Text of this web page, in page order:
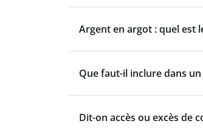
Argent en argot : quel est
Que faut-il inclure dans
Dit-on accès ou excès de